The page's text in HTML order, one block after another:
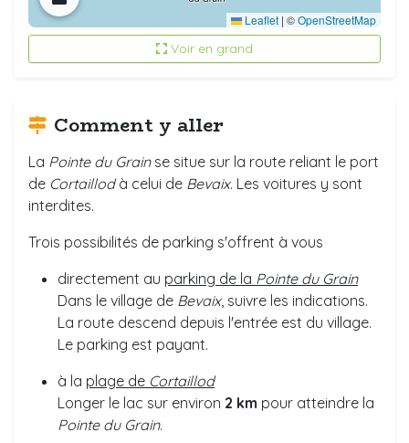
Leaflet | ©OpenStreetMap
Voir en grand
Comment y aller
La Pointe du Grainse situe sur la route reliant le port
de Cortaillodà celui de Bevaix. Les voitures y sont
interdites.
Trois possibilités de parking s'offrent à vous
directement au parking de la Pointe du Grain
Dans le village de Bevaix, suivre les indications.
La route descend depuis l'entrée est du village.
Le parking est payant.
à la plage de Cortaillod
Longer le lac sur environ 2 km pour atteindre la
Pointe du Grain.